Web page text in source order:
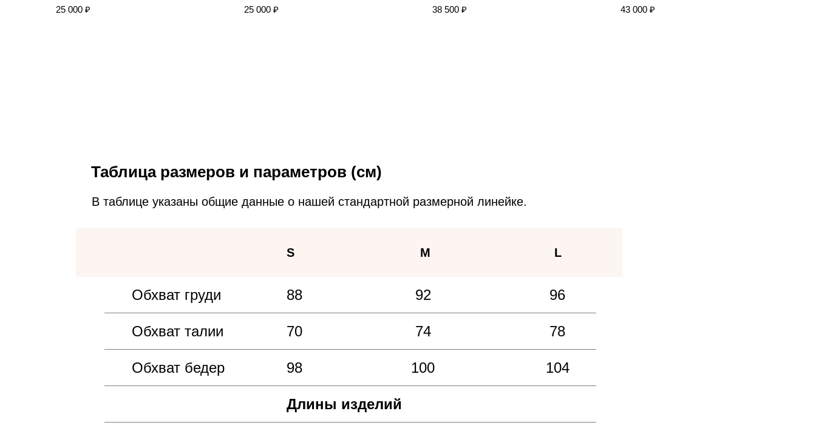
25 000 ₽ 25 000 ₽ 38 500 ₽ 43 000 ₽
Таблица размеров и параметров (см)
В таблице указаны общие данные о нашей стандартной размерной линейке.
Длины изделий
98 100 104
Обхват бедер
70 74 78
Обхват талии
88 96
92
Обхват груди
S M L